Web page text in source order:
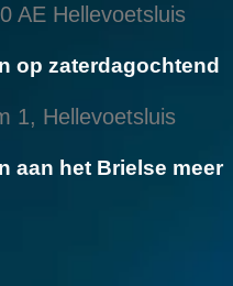
AE Hellevoetsluis
op zaterdagochtend
1, Hellevoetsluis
aan het Brielse meer